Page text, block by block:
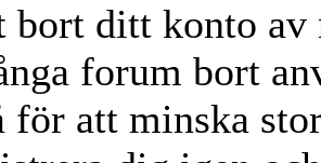
bort ditt konto av
forum bort
för att minska